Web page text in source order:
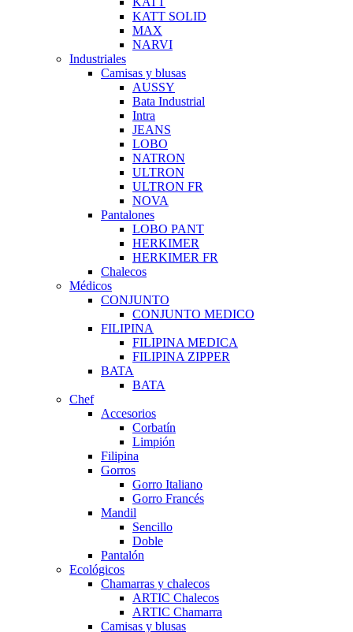
KATT SOLID
MAX
NARVI
Industriales
Camisas y blusas
AUSSY
Bata Industrial
Intra
JEANS
LOBO
NATRON
ULTRON
ULTRON FR
NOVA
Pantalones
LOBO PANT
HERKIMER
HERKIMER FR
Chalecos
Médicos
CONJUNTO
CONJUNTO MEDICO
FILIPINA
FILIPINA MEDICA
FILIPINA ZIPPER
BATA
BATA
Chef
Accesorios
Corbatín
Limpión
Filipina
Gorros
Gorro Italiano
Gorro Francés
Mandil
Sencillo
Doble
Pantalón
Ecológicos
Chamarras y chalecos
ARTIC Chalecos
ARTIC Chamarra
Camisas y blusas